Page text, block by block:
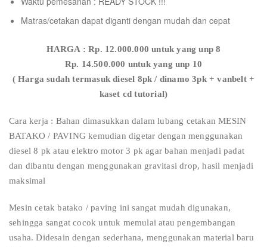
Matras/cetakan dapat diganti dengan mudah dan cepat
HARGA : Rp. 12.000.000 untuk yang unp 8
Rp. 14.500.000 untuk yang unp 10
( Harga sudah termasuk diesel 8pk / dinamo 3pk + vanbelt +
kaset cd tutorial)
Cara kerja : Bahan dimasukkan dalam lubang cetakan MESIN
BATAKO / PAVING kemudian digetar dengan menggunakan
diesel 8 pk atau elektro motor 3 pk agar bahan menjadi padat
dan dibantu dengan menggunakan gravitasi drop, hasil menjadi
maksimal
Mesin cetak batako / paving ini sangat mudah digunakan,
sehingga sangat cocok untuk memulai atau pengembangan
usaha. Didesain dengan sederhana, menggunakan material baru